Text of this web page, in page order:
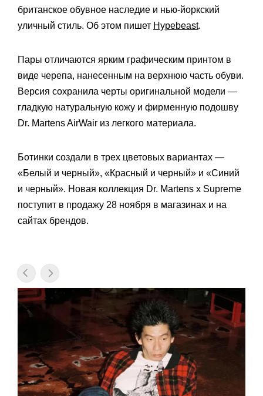
британское обувное наследие и нью-йоркский
уличный стиль. Об этом пишет Hypebeast.
Пары отличаются ярким графическим принтом в
виде черепа, нанесенным на верхнюю часть обуви.
Версия сохранила черты оригинальной модели —
гладкую натуральную кожу и фирменную подошву
Dr. Martens AirWair из легкого материала.
Ботинки создали в трех цветовых вариантах —
«Белый и черный», «Красный и черный» и «Синий
и черный». Новая коллекция Dr. Martens x Supreme
поступит в продажу 28 ноября в магазинах и на
сайтах брендов.